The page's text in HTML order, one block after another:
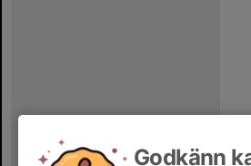
Godkänn